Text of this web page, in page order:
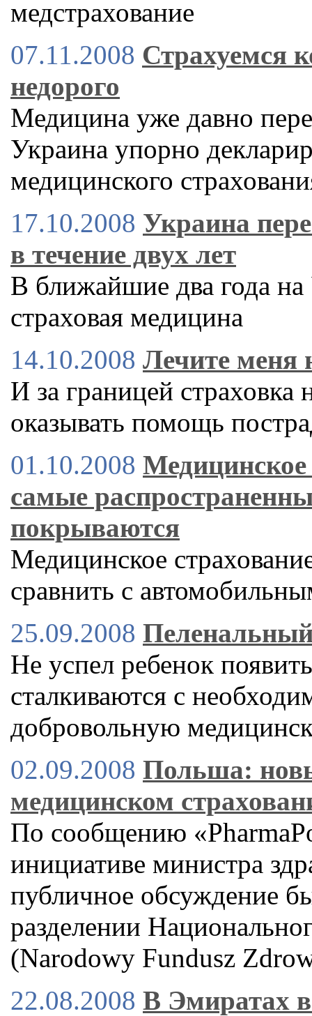
медстрахование
07.11.2008 Страхуемся
недорого
Медицина уже давно
Украина упорно
медицинского
17.10.2008 Украина
в течение двух лет
В ближайшие два года на
страховая медицина
14.10.2008 Лечите меня
И за границей страховка
оказывать помощь
01.10.2008 Медицинское
самые
покрываются
Медицинское
сравнить с
25.09.2008
Не успел ребенок
сталкиваются с
добровольную
02.09.2008 Польша:
медицинском
По сообщению
инициативе министра
публичное обсуждение
разделении
(Narodowy Fundusz
22.08.2008 В Эмиратах